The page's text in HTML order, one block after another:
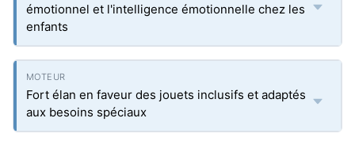
émotionnel et l'intelligence émotionnelle chez les
enfants
Fort élan en faveur des jouets inclusifs et adaptés
aux besoins spéciaux